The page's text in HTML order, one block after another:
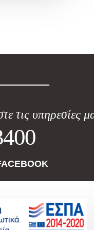
τις υπηρεσίες